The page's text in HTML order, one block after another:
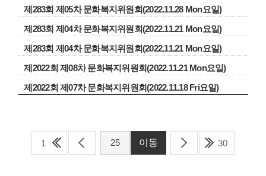
제283회 제05차 문화복지위원회(2022.11.28 Mon요일)
제283회 제04차 문화복지위원회(2022.11.21 Mon요일)
제283회 제04차 문화복지위원회(2022.11.21 Mon요일)
제2022회 제08차 문화복지위원회(2022.11.21 Mon요일)
제2022회 제07차 문화복지위원회(2022.11.18 Fri요일)
1 30